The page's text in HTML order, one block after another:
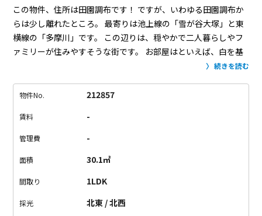
この物件、住所は田園調布です！ ですが、いわゆる田園調布か
らは少し離れたところ。
最寄りは池上線の「雪が谷大塚」と東
横線の「多摩川」です。
この辺りは、穏やかで二人暮らしやフ
ァミリーが住みやすそうな街です。
お部屋はといえば、白を基
てゆーか、ここ、ちょうどいいっ！！
をコンパクト目で、リビング広めの作り。
トロックだし、初めての二人暮らしにぴったりです。
いいので、オススメです！
続きを読む
物件No. 212857
賃料 -
管理費 -
面積 30.1㎡
間取り 1LDK
採光 北東 / 北西